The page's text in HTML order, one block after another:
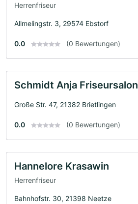
Herrenfriseur
Allmelingstr. 3, 29574 Ebstorf
0.0 (0 Bewertungen)
Schmidt Anja Friseursalon
Große Str. 47, 21382 Brietlingen
0.0 (0 Bewertungen)
Hannelore Krasawin
Herrenfriseur
Bahnhofstr. 30, 21398 Neetze